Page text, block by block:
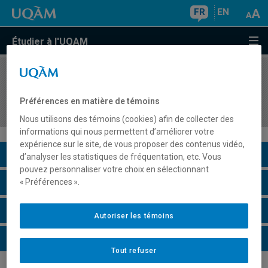
FR EN
Étudier à l'UQAM
COURS//
Modes d'intervention, approche andragogique
Description du cours
Horaire - Été 2026
Horaire - Automne 2026
Horaire - Hiver 2027
Préférences en matière de témoins
Nous utilisons des témoins (cookies) afin de collecter des
informations qui nous permettent d’améliorer votre
expérience sur le site, de vous proposer des contenus vidéo,
d’analyser les statistiques de fréquentation, etc. Vous
pouvez personnaliser votre choix en sélectionnant
« Préférences ».
Tout refuser
Autoriser les témoins